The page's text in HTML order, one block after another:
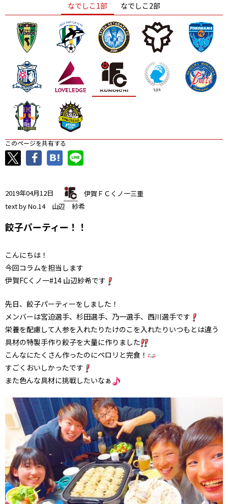
ニッパツ 名古屋 静岡 愛媛Ｌ
なでしこ1部 なでしこ2部
このページを共有する
2019年04月12日
伊賀ＦＣくノ一三重
text by No.14 山辺 紗希
餃子パーティー！！
こんにちは！
今回コラムを担当します
伊賀FCくノ一#14 山辺紗希です
先日、餃子パーティーをしました！
メンバーは宮迫選手、杉田選手、乃一選手、西川選手です
栄養を配慮して人参を入れたりたけのこを入れたりいつもとは違う
具材の特製手作り餃子を大量に作りました
こんなにたくさん作ったのにペロリと完食！
すごくおいしかったです
また色んな具材に挑戦したいなぁ